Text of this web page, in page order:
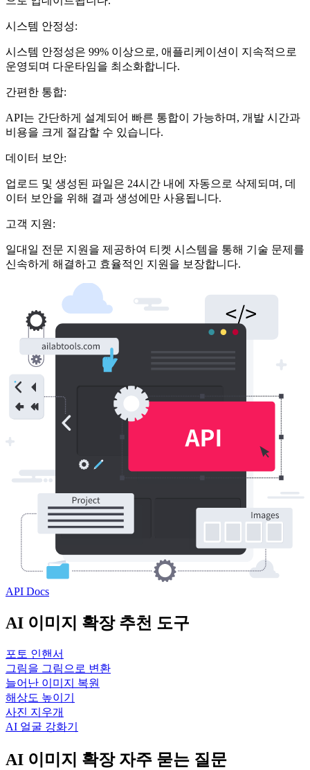
시스템 안정성:
시스템 안정성은 99% 이상으로, 애플리케이션이 지속적으로
운영되며 다운타임을 최소화합니다.
간편한 통합:
API는 간단하게 설계되어 빠른 통합이 가능하며, 개발 시간과
비용을 크게 절감할 수 있습니다.
데이터 보안:
업로드 및 생성된 파일은 24시간 내에 자동으로 삭제되며, 데
이터 보안을 위해 결과 생성에만 사용됩니다.
고객 지원:
일대일 전문 지원을 제공하여 티켓 시스템을 통해 기술 문제를
신속하게 해결하고 효율적인 지원을 보장합니다.
API Docs
AI 이미지 확장 추천 도구
포토 인핸서
그림을 그림으로 변환
늘어난 이미지 복원
해상도 높이기
사진 지우개
AI 얼굴 강화기
AI 이미지 확장 자주 묻는 질문